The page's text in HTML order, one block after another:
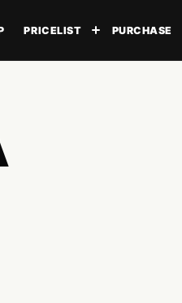
PRICELIST Toggle
PURCHASE